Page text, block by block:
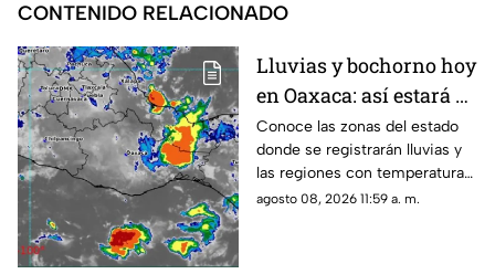
CONTENIDO RELACIONADO
Lluvias y bochorno hoy
en Oaxaca: así estará el
clima este sábado
Conoce las zonas del estado
donde se registrarán lluvias y
las regiones con temperaturas
superiores a los 35 grados.
agosto 08, 2026 11:59 a. m.